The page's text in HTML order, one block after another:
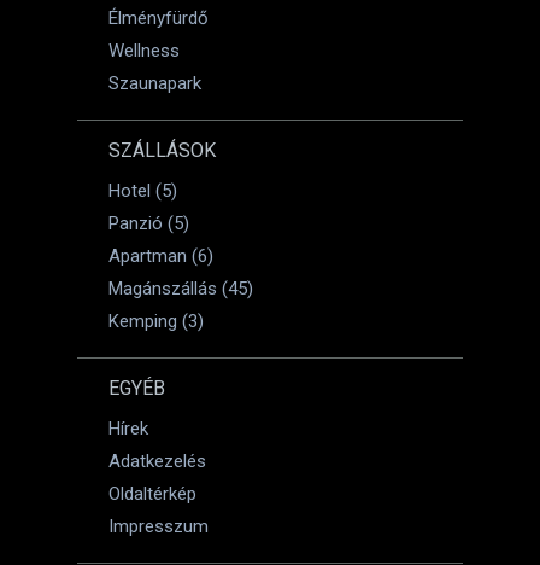
Élményfürdő
Wellness
Szaunapark
SZÁLLÁSOK
Hotel (5)
Panzió (5)
Apartman (6)
Magánszállás (45)
Kemping (3)
EGYÉB
Hírek
Adatkezelés
Oldaltérkép
Impresszum